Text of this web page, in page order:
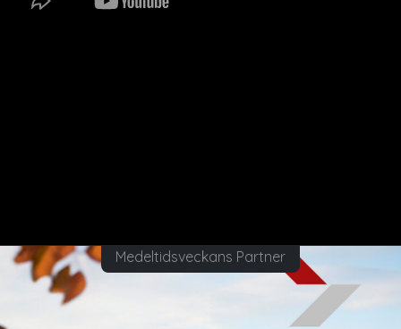
Medeltidsveckans Partner